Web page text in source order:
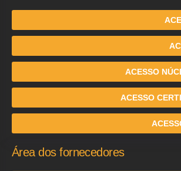
ACESSO
ACESSO
Área dos fornecedores